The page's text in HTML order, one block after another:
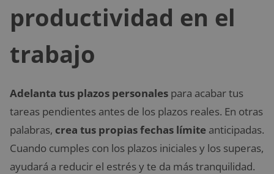
productividad en el
trabajo
Adelanta tus plazos personales para acabar tus
tareas pendientes antes de los plazos reales. En otras
palabras, crea tus propias fechas límite anticipadas.
Cuando cumples con los plazos iniciales y los superas,
ayudará a reducir el estrés y te da más tranquilidad.